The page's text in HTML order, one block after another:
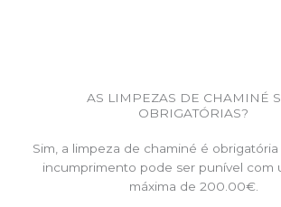
AS LIMPEZAS DE CHAMINÉ
OBRIGATÓRIAS?
Sim, a limpeza de chaminé é
incumprimento pode ser punível com
máxima de 200.00€.